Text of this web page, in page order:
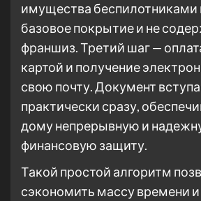
имущества беспилотниками
базовое покрытие и не
франшиз. Третий шаг —
картой и получение
свою почту. Документ
практически сразу,
дому непрерывную и
финансовую защиту.
Такой простой алгоритм
сэкономить массу времени и